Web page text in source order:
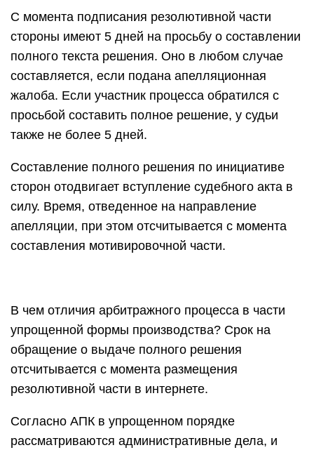
С момента подписания резолютивной части
стороны имеют 5 дней на просьбу о составлении
полного текста решения. Оно в любом случае
составляется, если подана апелляционная
жалоба. Если участник процесса обратился с
просьбой составить полное решение, у судьи
также не более 5 дней.
Составление полного решения по инициативе
сторон отодвигает вступление судебного акта в
силу. Время, отведенное на направление
апелляции, при этом отсчитывается с момента
составления мотивировочной части.
В чем отличия арбитражного процесса в части
упрощенной формы производства? Срок на
обращение о выдаче полного решения
отсчитывается с момента размещения
резолютивной части в интернете.
Согласно АПК в упрощенном порядке
рассматриваются административные дела, и